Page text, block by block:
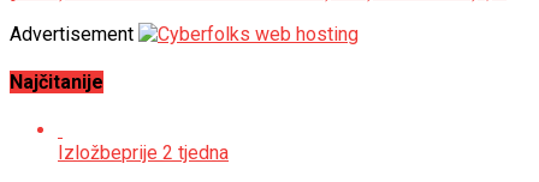
Advertisement
Najčitanije
Izložbeprije 2 tjedna